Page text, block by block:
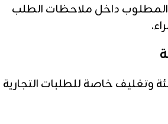
داخل ملاحظات الطلب
وتغليف خاصة للطلبات التجارية